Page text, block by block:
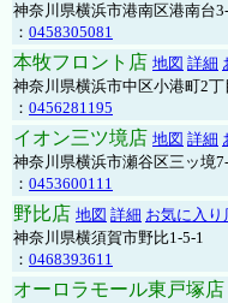
神奈川県横浜市港南区港南台
： 0458305081
本牧フロント店 地図 詳細
神奈川県横浜市中区小港町2
： 0456281195
イオン三ツ境店 地図 詳細
神奈川県横浜市瀬谷区三ッ境
： 0453600111
野比店 地図 詳細 お気に入り
神奈川県横須賀市野比1-5-1
： 0468393611
オーロラモール東戸塚店